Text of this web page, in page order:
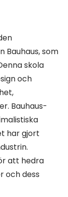
Bauhaus, som
skola
och
Bauhaus-
har gjort
att hedra
och dess